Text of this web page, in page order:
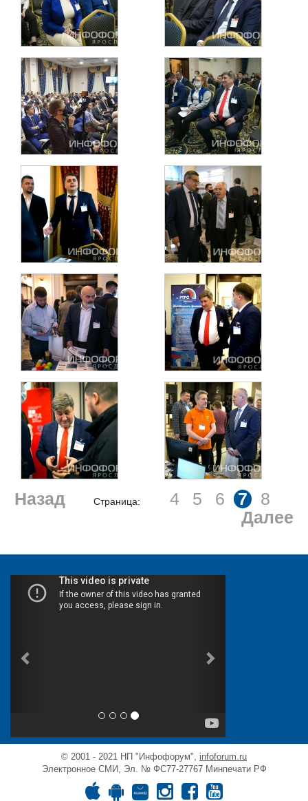
Страница:
Назад 4 5 6 7
8
Далее
© 2001 - 2021 НП "Инфофорум", infoforum.ru
Электронное СМИ, Эл. № ФС77-27767 Минпечати РФ